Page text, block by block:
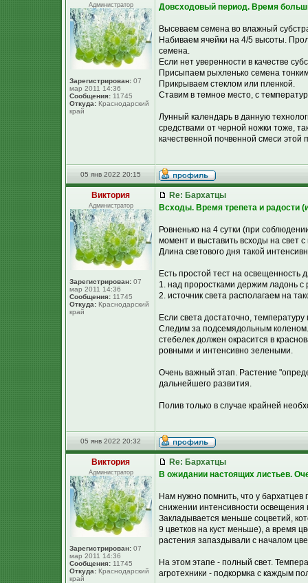
Администратор
Зарегистрирован: 07
мар 2011 14:36
Сообщения: 11745
Откуда: Краснодарский
край
Довсходовый период. Время
Высеваем семена во влажный
Набиваем ячейки на 4/5 высоты.
семена.
Если нет уверенности в качестве
Присыпаем рыхленько семена
Прикрываем стеклом или пленкой.
Ставим в темное место, с
Лунный календарь в данную
средствами от черной ножки тоже,
качественной почвенной смеси этой
05 янв 2022 20:15
Виктория
Администратор
Зарегистрирован: 07
мар 2011 14:36
Сообщения: 11745
Откуда: Краснодарский
край
Re: Бархатцы
Всходы. Время трепета и радости
Ровненько на 4 сутки (при
момент и выставить всходы на свет с
Длина светового дня такой
Есть простой тест на освещенность
1. над проростками держим ладонь
2. источник света располагаем на
Если света достаточно,
Следим за подсемядольным
стебелек должен окрасится в
ровными и интенсивно зелеными.
Очень важный этап. Растение
дальнейшего развития.
Полив только в случае крайней
05 янв 2022 20:32
Виктория
Администратор
Зарегистрирован: 07
мар 2011 14:36
Сообщения: 11745
Откуда: Краснодарский
край
Re: Бархатцы
В ожидании настоящих листьев.
Нам нужно помнить, что у
снижении интенсивности
Закладывается меньше соцветий,
9 цветков на куст меньше), а время
растения запаздывали с началом
На этом этапе - полный свет.
агротехники - подкормка с каждым